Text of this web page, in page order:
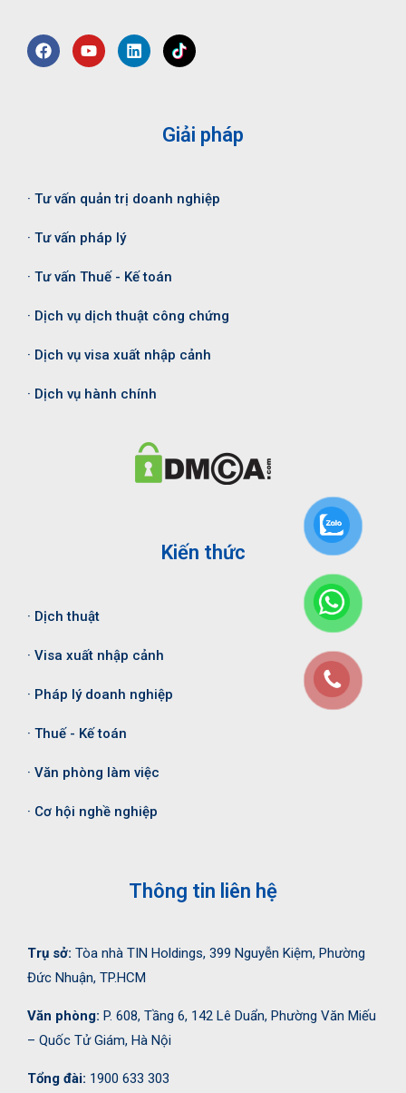
Giải pháp
· Tư vấn quản trị doanh nghiệp
· Tư vấn pháp lý
· Tư vấn Thuế - Kế toán
· Dịch vụ dịch thuật công chứng
· Dịch vụ visa xuất nhập cảnh
· Dịch vụ hành chính
Kiến thức
· Dịch thuật
· Visa xuất nhập cảnh
· Pháp lý doanh nghiệp
· Thuế - Kế toán
· Văn phòng làm việc
· Cơ hội nghề nghiệp
Thông tin liên hệ
Trụ sở: Tòa nhà TIN Holdings, 399 Nguyễn Kiệm, Phường
Đức Nhuận, TP.HCM
Văn phòng: P. 608, Tầng 6, 142 Lê Duẩn, Phường Văn Miếu
– Quốc Tử Giám, Hà Nội
Tổng đài: 1900 633 303